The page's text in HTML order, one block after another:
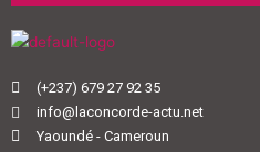
(+237) 679 27 92 35
info@laconcorde-actu.net
Yaoundé - Cameroun